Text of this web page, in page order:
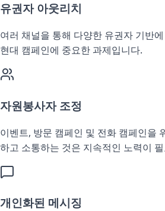
유권자 아웃리치
여러 채널을 통해 다양한 유권자 기반
현대 캠페인에 중요한 과제입니다.
자원봉사자 조정
이벤트, 방문 캠페인 및 전화 캠페인을
하고 소통하는 것은 지속적인 노력이
개인화된 메시징